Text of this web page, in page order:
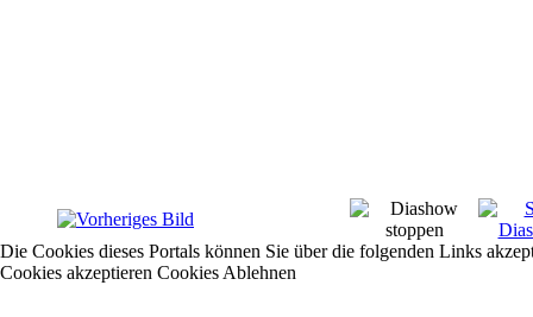
Die Cookies dieses Portals können Sie über die folgenden Links
Cookies akzeptieren Cookies Ablehnen